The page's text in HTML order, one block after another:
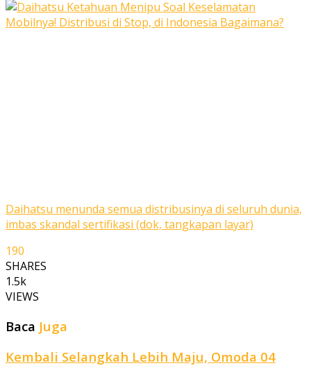
Daihatsu menunda semua distribusinya di seluruh dunia,
imbas skandal sertifikasi (dok, tangkapan layar)
190
SHARES
1.5k
VIEWS
Baca Juga
Kembali Selangkah Lebih Maju, Omoda 04